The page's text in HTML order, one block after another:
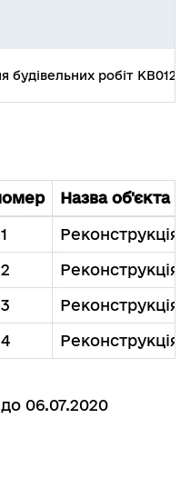
будівельних робіт
Назва об'єкта
Реконструкція
Реконструкція
Реконструкція
Реконструкція
06.07.2020